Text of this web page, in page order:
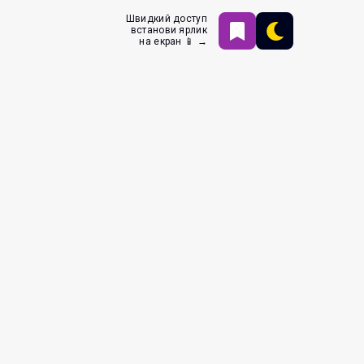
Швидкий доступ
встанови ярлик
на екран 📱 →